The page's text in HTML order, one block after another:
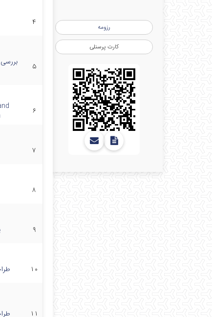
رزومه
کارت پرسنلی
۴
۵
بررسی
۶
۷
۸
۹
۱۰
۱۱